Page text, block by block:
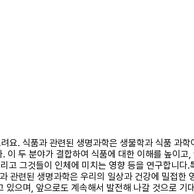
요. 식품과 관련된 생명과학은 생물학과 식품
이 두 분야가 결합하여 식품에 대한 이해를 높이
고 그것들이 인체에 미치는 영향 등을 연구합니
관련된 생명과학은 우리의 일상과 건강에 밀접
있으며, 앞으로도 계속해서 발전해 나갈 것으로 기